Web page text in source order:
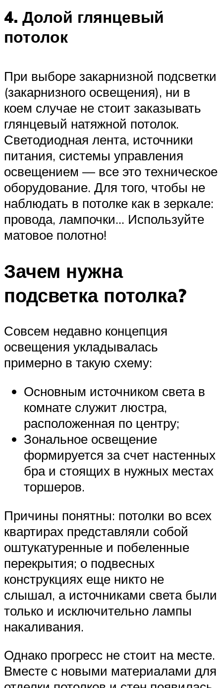
4. Долой глянцевый
потолок
При выборе закарнизной подсветки
(закарнизного освещения), ни в
коем случае не стоит заказывать
глянцевый натяжной потолок.
Светодиодная лента, источники
питания, системы управления
освещением — все это техническое
оборудование. Для того, чтобы не
наблюдать в потолке как в зеркале:
провода, лампочки… Используйте
матовое полотно!
Зачем нужна
подсветка потолка?
Совсем недавно концепция
освещения укладывалась
примерно в такую схему:
Основным источником света в
комнате служит люстра,
расположенная по центру;
Зональное освещение
формируется за счет настенных
бра и стоящих в нужных местах
торшеров.
Причины понятны: потолки во всех
квартирах представляли собой
оштукатуренные и побеленные
перекрытия; о подвесных
конструкциях еще никто не
слышал, а источниками света были
только и исключительно лампы
накаливания.
Однако прогресс не стоит на месте.
Вместе с новыми материалами для